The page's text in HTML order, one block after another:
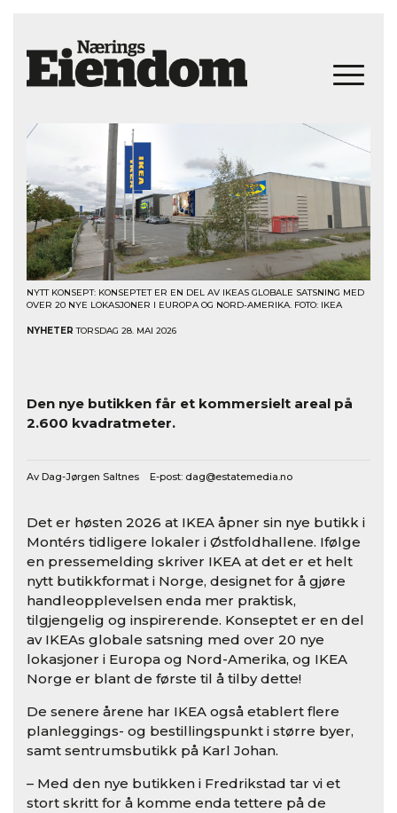
NYTT KONSEPT: KONSEPTET ER EN DEL AV IKEAS GLOBALE SATSNING MED
OVER 20 NYE LOKASJONER I EUROPA OG NORD-AMERIKA. FOTO: IKEA
NYHETER TORSDAG 28. MAI 2026
Den nye butikken får et kommersielt areal på
2.600 kvadratmeter.
Av Dag-Jørgen Saltnes E-post: dag@estatemedia.no
Det er høsten 2026 at IKEA åpner sin nye butikk i
Montérs tidligere lokaler i Østfoldhallene. Ifølge
en pressemelding skriver IKEA at det er et helt
nytt butikkformat i Norge, designet for å gjøre
handleopplevelsen enda mer praktisk,
tilgjengelig og inspirerende. Konseptet er en del
av IKEAs globale satsning med over 20 nye
lokasjoner i Europa og Nord-Amerika, og IKEA
Norge er blant de første til å tilby dette!
De senere årene har IKEA også etablert flere
planleggings- og bestillingspunkt i større byer,
samt sentrumsbutikk på Karl Johan.
– Med den nye butikken i Fredrikstad tar vi et
stort skritt for å komme enda tettere på de